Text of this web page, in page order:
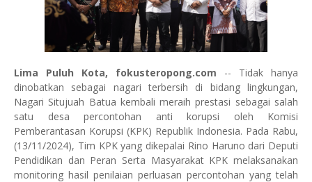
Lima Puluh Kota, fokusteropong.com -- Tidak hanya
dinobatkan sebagai nagari terbersih di bidang lingkungan,
Nagari Situjuah Batua kembali meraih prestasi sebagai salah
satu desa percontohan anti korupsi oleh Komisi
Pemberantasan Korupsi (KPK) Republik Indonesia. Pada Rabu,
(13/11/2024), Tim KPK yang dikepalai Rino Haruno dari Deputi
Pendidikan dan Peran Serta Masyarakat KPK melaksanakan
monitoring hasil penilaian perluasan percontohan yang telah